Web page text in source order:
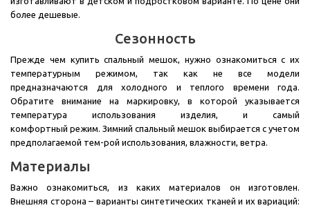
более дешевые.
Сезонность
Прежде чем купить спальный мешок, нужно ознакомиться с их
температурным режимом, так как не все модели
предназначаются для холодного и теплого времени года.
Обратите внимание на маркировку, в которой указывается
температура использования изделия, и самый
комфортный режим. Зимний спальный мешок выбирается с учетом
предполагаемой тем-рой использования, влажности, ветра.
Материалы
Важно ознакомиться, из каких материалов он изготовлен.
Внешняя сторона – варианты синтетических тканей и их вариаций: